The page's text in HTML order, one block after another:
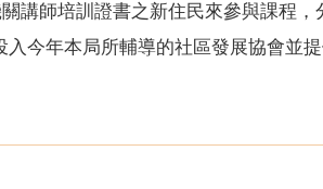
講師培訓證書之新住民來參與課程，
今年本局所輔導的社區發展協會並提